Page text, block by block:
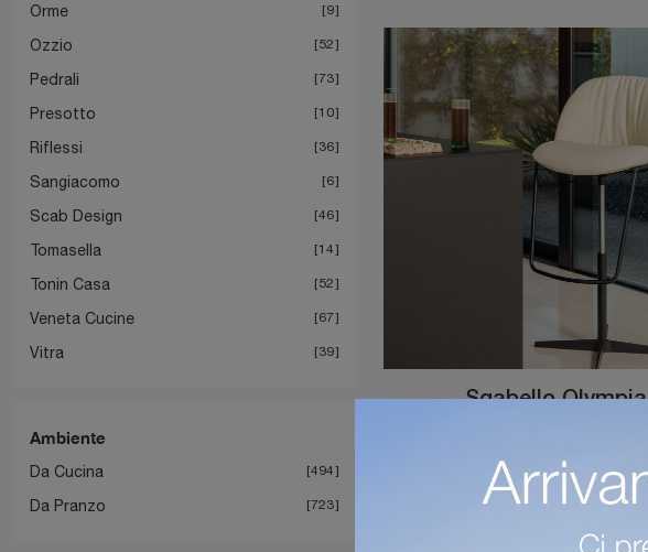
Orme 9
Ozzio 52
Pedrali 73
Presotto 10
Riflessi 36
Sangiacomo 6
Scab Design 46
Tomasella 14
Tonin Casa 52
Veneta Cucine 67
Vitra 39
Ambiente
Da Cucina 494
Da Pranzo 723
Sgabello Olympia